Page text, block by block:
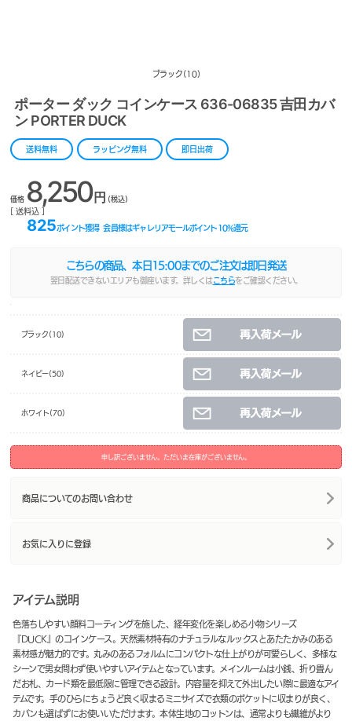
ブラック(10)
ポーター ダック コインケース 636-06835 吉田カバ
ン PORTER DUCK
送料無料 ラッピング無料 即日出荷
価格 8,250円 (税込)
[ 送料込 ]
825ポイント獲得 会員様はギャレリアモールポイント 10%還元
こちらの商品、本日 15:00までのご注文は即日発送
翌日配送できないエリアも御座います。詳しくは こちらをご確認ください。
ブラック(10)
ネイビー(50)
ホワイト(70)
申し訳ございません。ただいま在庫がございません。
商品についてのお問い合わせ
お気に入りに登録
アイテム説明
色落ちしやすい顔料コーティングを施した、経年変化を楽しめる小物シリーズ
『DUCK』のコインケース。天然素材特有のナチュラルなルックスとあたたかみのある
素材感が魅力的です。丸みのあるフォルムにコンパクトな仕上がりが可愛らしく、多様な
シーンで男女問わず使いやすいアイテムとなっています。メインルームは小銭、折り畳ん
だお札、カード類を最低限に管理できる設計。内容量を抑えて外出したい際に最適なアイ
テムです。手のひらにちょうど良く収まるミニサイズで衣類のポケットに収まりが良く、
カバンも選ばずにお使いいただけます。本体生地のコットンは、通常よりも繊維がより